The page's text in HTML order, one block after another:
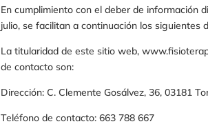
En cumplimiento con el deber de información
julio, se facilitan a continuación los
La titularidad de este sitio web,
de contacto son:
Dirección:C. Clemente Gosálvez, 36, 03181
Teléfono de contacto:663 788 667